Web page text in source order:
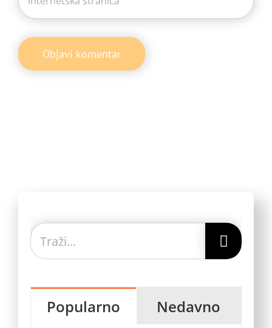
Traži...
Popularno Nedavno